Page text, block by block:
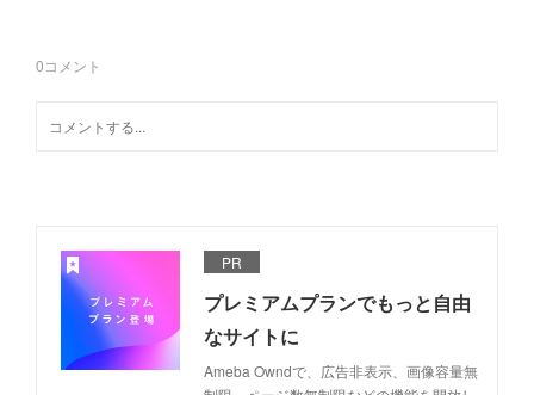
0コメント
PR
プレミアムプランでもっと自由
なサイトに
Ameba Owndで、広告非表示、画像容量無